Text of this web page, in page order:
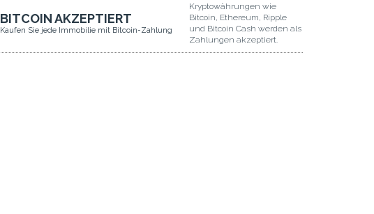
BITCOIN AKZEPTIERT
Kaufen Sie jede Immobilie mit Bitcoin-Zahlung
Kryptowährungen wie
Bitcoin, Ethereum, Ripple
und Bitcoin Cash werden als
Zahlungen akzeptiert.